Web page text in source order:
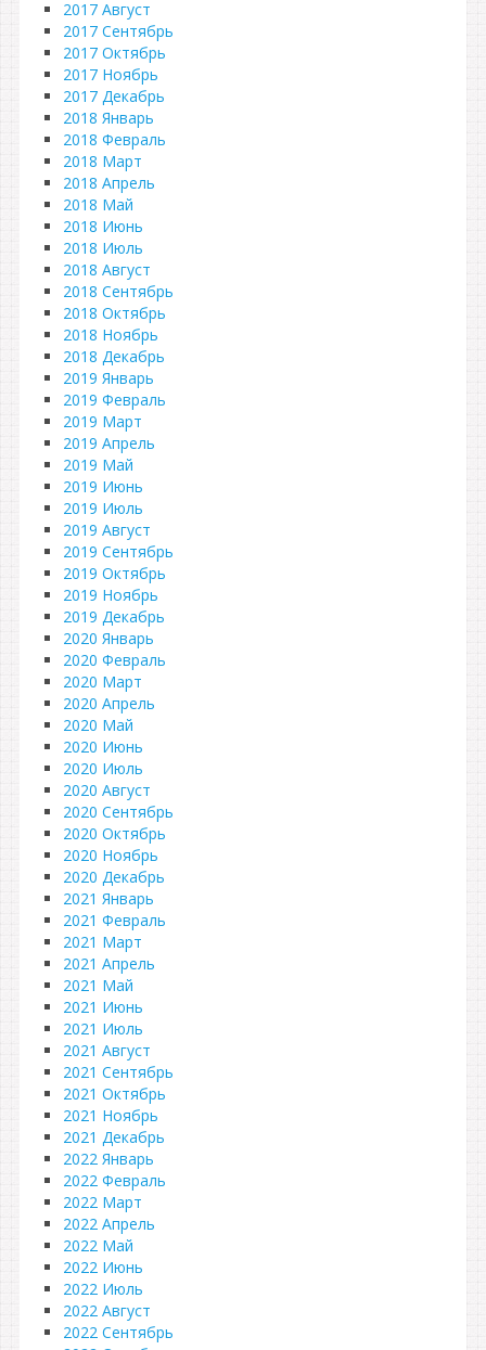
2017 Август
2017 Сентябрь
2017 Октябрь
2017 Ноябрь
2017 Декабрь
2018 Январь
2018 Февраль
2018 Март
2018 Апрель
2018 Май
2018 Июнь
2018 Июль
2018 Август
2018 Сентябрь
2018 Октябрь
2018 Ноябрь
2018 Декабрь
2019 Январь
2019 Февраль
2019 Март
2019 Апрель
2019 Май
2019 Июнь
2019 Июль
2019 Август
2019 Сентябрь
2019 Октябрь
2019 Ноябрь
2019 Декабрь
2020 Январь
2020 Февраль
2020 Март
2020 Апрель
2020 Май
2020 Июнь
2020 Июль
2020 Август
2020 Сентябрь
2020 Октябрь
2020 Ноябрь
2020 Декабрь
2021 Январь
2021 Февраль
2021 Март
2021 Апрель
2021 Май
2021 Июнь
2021 Июль
2021 Август
2021 Сентябрь
2021 Октябрь
2021 Ноябрь
2021 Декабрь
2022 Январь
2022 Февраль
2022 Март
2022 Апрель
2022 Май
2022 Июнь
2022 Июль
2022 Август
2022 Сентябрь